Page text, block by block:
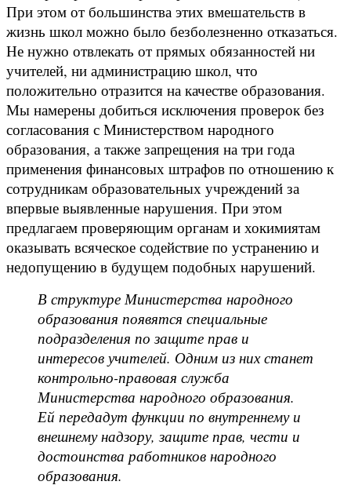
При этом от большинства этих вмешательств в
жизнь школ можно было безболезненно отказаться.
Не нужно отвлекать от прямых обязанностей ни
учителей, ни администрацию школ, что
положительно отразится на качестве образования.
Мы намерены добиться исключения проверок без
согласования с Министерством народного
образования, а также запрещения на три года
применения финансовых штрафов по отношению к
сотрудникам образовательных учреждений за
впервые выявленные нарушения. При этом
предлагаем проверяющим органам и хокимиятам
оказывать всяческое содействие по устранению и
недопущению в будущем подобных нарушений.
В структуре Министерства народного
образования появятся специальные
подразделения по защите прав и
интересов учителей. Одним из них станет
контрольно-правовая служба
Министерства народного образования.
Ей передадут функции по внутреннему и
внешнему надзору, защите прав, чести и
достоинства работников народного
образования.